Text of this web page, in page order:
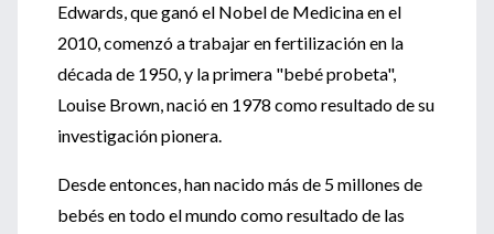
Edwards, que ganó el Nobel de Medicina en el
2010, comenzó a trabajar en fertilización en la
década de 1950, y la primera "bebé probeta",
Louise Brown, nació en 1978 como resultado de su
investigación pionera.
Desde entonces, han nacido más de 5 millones de
bebés en todo el mundo como resultado de las